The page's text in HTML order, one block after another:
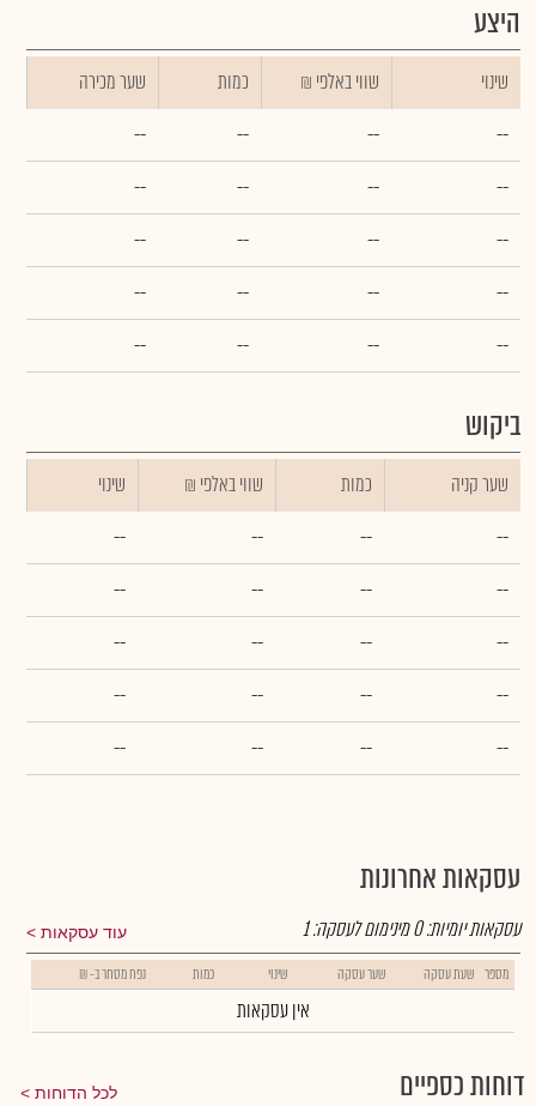
היצע
שינוי ₪ שווי באלפי כמות
שער מכירה
--
--
--
--
--
--
--
--
--
--
--
--
--
--
--
--
--
--
--
--
ביקוש
שער קניה כמות ₪ שווי באלפי
שינוי
--
--
--
--
--
--
--
--
--
--
--
--
--
--
--
--
--
--
--
--
עסקאות אחרונות
עוד עסקאות עסקאות יומיות:0מינימום לעסקה:1
מספר שעת עסקה שער עסקה שינוי כמות נפח מסחר ב- ₪
אין עסקאות
דוחות כספיים לכל הדוחות